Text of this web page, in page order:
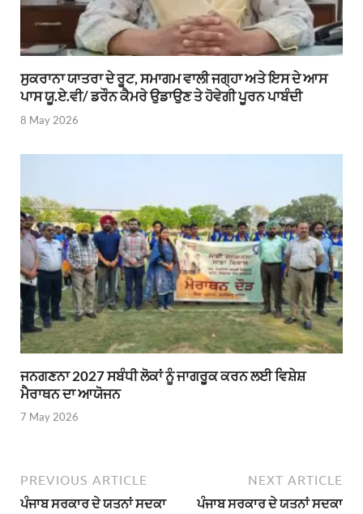
ਸੁਕਰਾਨਾ ਯਾਤਰਾ ਦੇ ਰੂਟ, ਸਮਾਗਮ ਵਾਲੀ ਜਗ੍ਹਾ ਅਤੇ ਇਸ ਦੇ ਆਸ
ਪਾਸ ਯੂ.ਏ.ਵੀ/ ਡਰੌਨ ਕੈਮਰੇ ਉਡਾਉਣ ਤੇ ਹੋਵੇਗੀ ਪੂਰਨ ਪਾਬੰਦੀ
8 May 2026
ਜਨਗਣਨਾ 2027 ਸਬੰਧੀ ਲੋਕਾਂ ਨੂੰ ਜਾਗਰੂਕ ਕਰਨ ਲਈ ਵਿਸ਼ੇਸ਼
ਮੈਰਾਥਨ ਦਾ ਆਯੋਜਨ
7 May 2026
PREVIOUS ARTICLE
ਪੰਜਾਬ ਸਰਕਾਰ ਦੇ ਯਤਨਾਂ ਸਦਕਾ
NEXT ARTICLE
ਪੰਜਾਬ ਸਰਕਾਰ ਦੇ ਯਤਨਾਂ ਸਦਕਾ